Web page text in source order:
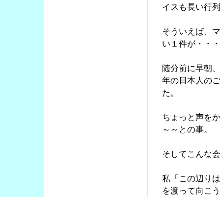
イスも長い行
そういえば、
い１件が・・・
随分前に早朝
年の日本人の
た。
ちょっと声を
～～との事。
そしてこんな
私「この辺り
を渡って向こ